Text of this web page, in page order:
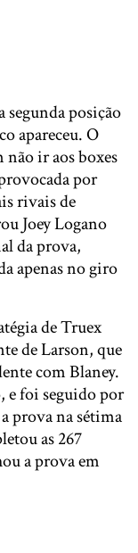
segunda posição
apareceu. O
ir aos boxes
por
rivais de
Joey Logano
da prova,
apenas no giro
de Truex
de Larson, que
com Blaney.
foi seguido por
prova na sétima
as 267
a prova em